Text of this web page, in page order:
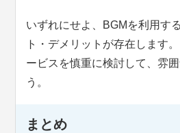
いずれにせよ、BGMを利用す
ト・デメリットが存在します
ービスを慎重に検討して、雰
う。
まとめ